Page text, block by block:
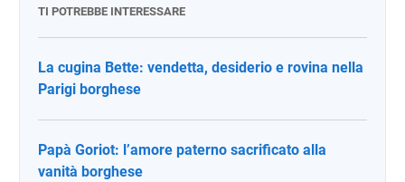
TI POTREBBE INTERESSARE
La cugina Bette: vendetta, desiderio e rovina nella
Parigi borghese
Papà Goriot: l’amore paterno sacrificato alla
vanità borghese